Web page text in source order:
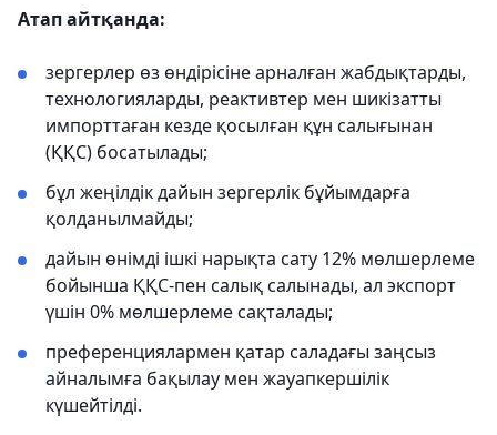
Атап айтқанда:
зергерлер өз өндірісіне арналған жабдықтарды,
технологияларды, реактивтер мен шикізатты
импорттаған кезде қосылған құн салығынан
(ҚҚС) босатылады;
бұл жеңілдік дайын зергерлік бұйымдарға
қолданылмайды;
дайын өнімді ішкі нарықта сату 12% мөлшерлеме
бойынша ҚҚС-пен салық салынады, ал экспорт
үшін 0% мөлшерлеме сақталады;
преференциялармен қатар саладағы заңсыз
айналымға бақылау мен жауапкершілік
күшейтілді.